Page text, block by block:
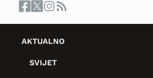
AKTUALNO
SVIJET